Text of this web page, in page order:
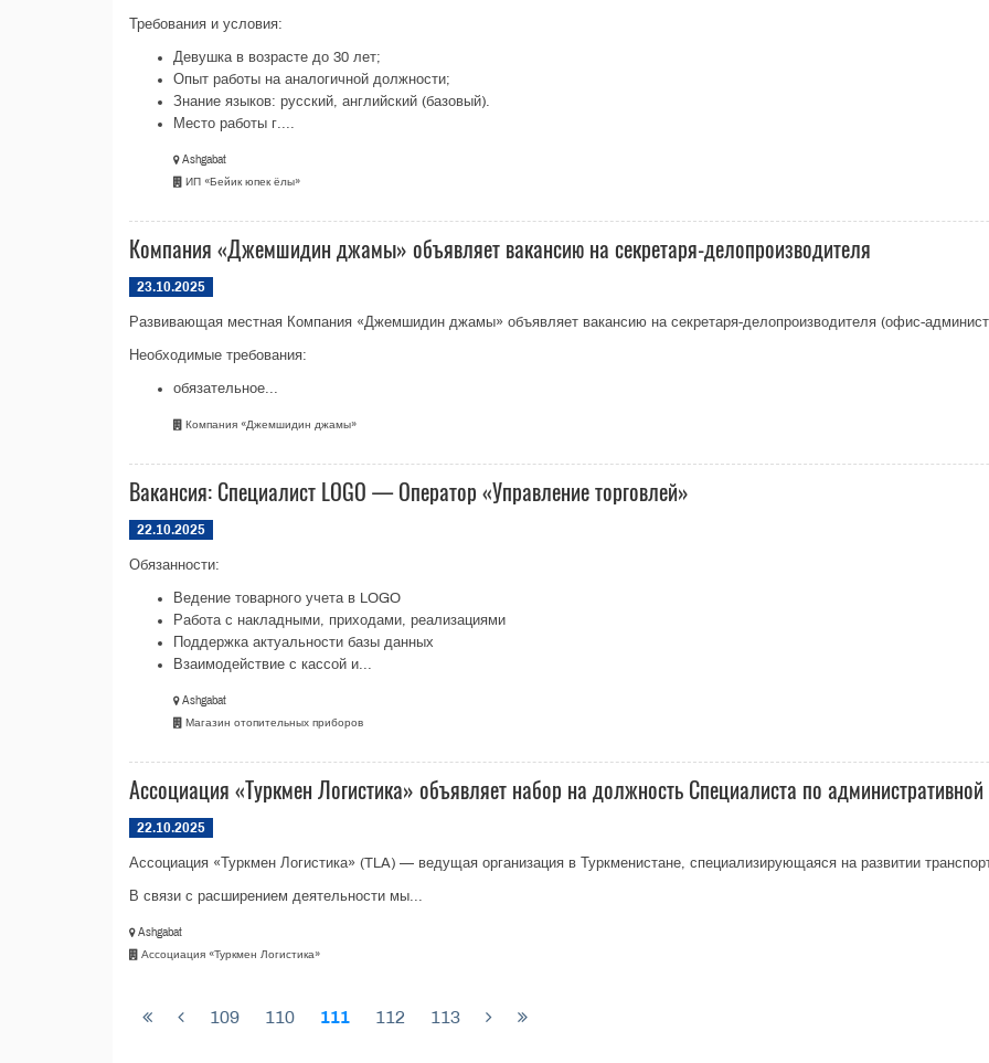
Требования и условия:
Девушка в возрасте до 30 лет;
Опыт работы на аналогичной должности;
Знание языков: русский, английский (базовый).
Место работы г....
Ashgabat
ИП «Бейик юпек ёлы»
Компания «Джемшидин джамы» объявляет вакансию на секретаря-делопроизводителя
23.10.2025
Развивающая местная Компания «Джемшидин джамы» объявляет вакансию на секретаря-делопроизводителя (офис-
Необходимые требования:
обязательное...
Компания «Джемшидин джамы»
Вакансия: Специалист LOGO — Оператор «Управление торговлей»
22.10.2025
Обязанности:
Ведение товарного учета в LOGO
Работа с накладными, приходами, реализациями
Поддержка актуальности базы данных
Взаимодействие с кассой и...
Ashgabat
Магазин отопительных приборов
Ассоциация «Туркмен Логистика» объявляет набор на должность Специалиста по
22.10.2025
Ассоциация «Туркмен Логистика» (TLA) — ведущая организация в Туркменистане, специализирующаяся на развитии
В связи с расширением деятельности мы...
Ashgabat
Ассоциация «Туркмен Логистика»
109 110 111 112 113